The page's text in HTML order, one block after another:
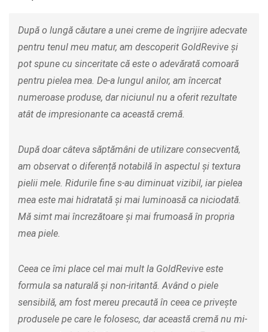
După o lungă căutare a unei creme de îngrijire adecvate
pentru tenul meu matur, am descoperit GoldRevive și
pot spune cu sinceritate că este o adevărată comoară
pentru pielea mea. De-a lungul anilor, am încercat
numeroase produse, dar niciunul nu a oferit rezultate
atât de impresionante ca această cremă.
După doar câteva săptămâni de utilizare consecventă,
am observat o diferență notabilă în aspectul și textura
pielii mele. Ridurile fine s-au diminuat vizibil, iar pielea
mea este mai hidratată și mai luminoasă ca niciodată.
Mă simt mai încrezătoare și mai frumoasă în propria
mea piele.
Ceea ce îmi place cel mai mult la GoldRevive este
formula sa naturală și non-iritantă. Având o piele
sensibilă, am fost mereu precaută în ceea ce privește
produsele pe care le folosesc, dar această cremă nu mi-